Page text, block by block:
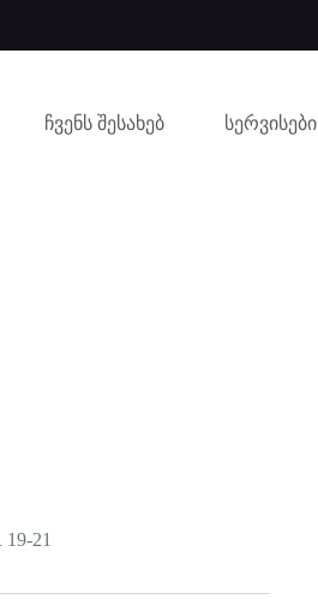
ჩვენს შესახებ სერვისები
21